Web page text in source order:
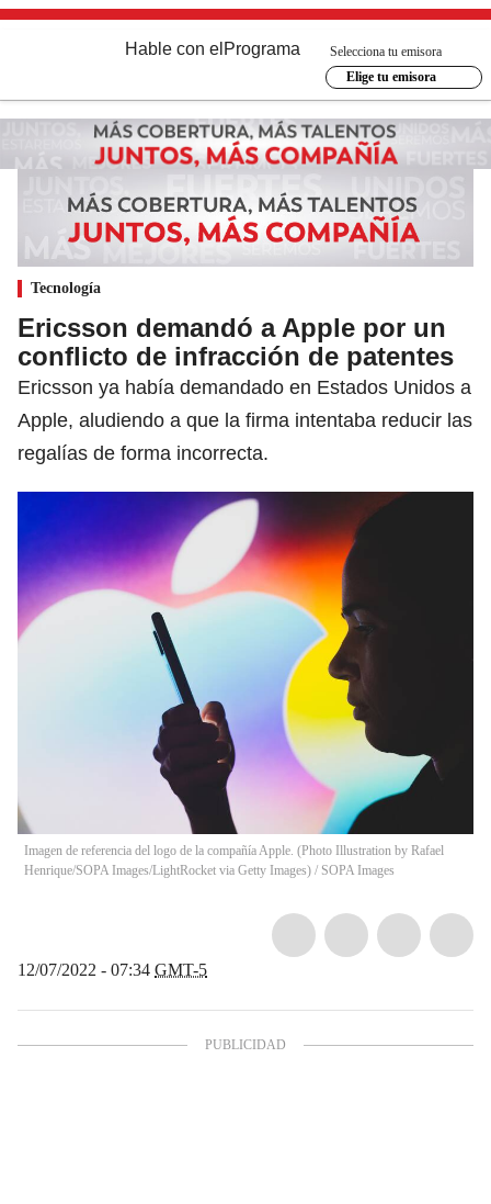
Hable con el Programa
Selecciona tu emisora
Elige tu emisora
Tecnología
Ericsson demandó a Apple por un
conflicto de infracción de patentes
Ericsson ya había demandado en Estados Unidos a
Apple, aludiendo a que la firma intentaba reducir las
regalías de forma incorrecta.
Imagen de referencia del logo de la compañía Apple. (Photo Illustration by Rafael
Henrique/SOPA Images/LightRocket via Getty Images) / SOPA Images
12/07/2022 - 07:34 GMT-5